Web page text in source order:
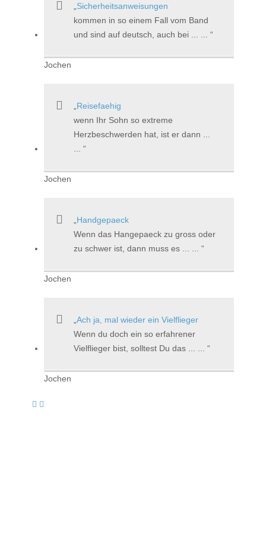
Sicherheitsanweisungen
kommen in so einem Fall vom Band
und sind auf deutsch, auch bei ... ...
Jochen
Reisefaehig
wenn Ihr Sohn so extreme
Herzbeschwerden hat, ist er dann ...
Jochen
Handgepaeck
Wenn das Hangepaeck zu gross oder
zu schwer ist, dann muss es ... ...
Jochen
Ach ja, mal wieder ein Vielflieger
Wenn du doch ein so erfahrener
Vielflieger bist, solltest Du das ... ...
Jochen